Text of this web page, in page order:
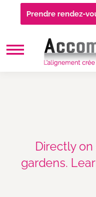
Prendre rendez-
Directly
gardens.